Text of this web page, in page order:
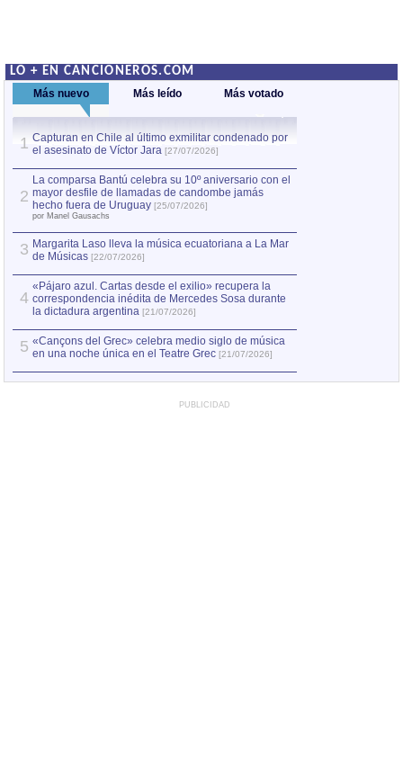
LO + EN CANCIONEROS.COM
Más nuevo Más leído Más votado
1 Capturan en Chile al último exmilitar condenado por
el asesinato de Víctor Jara [27/07/2026]
2
La comparsa Bantú celebra su 10º aniversario con el
mayor desfile de llamadas de candombe jamás
hecho fuera de Uruguay [25/07/2026]
por Manel Gausachs
3 Margarita Laso lleva la música ecuatoriana a La Mar
de Músicas [22/07/2026]
4
«Pájaro azul. Cartas desde el exilio» recupera la
correspondencia inédita de Mercedes Sosa durante
la dictadura argentina [21/07/2026]
5 «Cançons del Grec» celebra medio siglo de música
en una noche única en el Teatre Grec [21/07/2026]
PUBLICIDAD